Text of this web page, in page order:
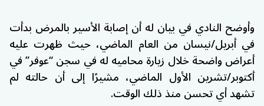
وأوضح النادي في بيان له أن إصابة الأسير بالمرض بدأت
في أبريل/نيسان من العام الماضي، حيث ظهرت عليه
أعراض واضحة خلال زيارة محاميه له في سجن “عوفر” في
أكتوبر/تشرين الأول الماضي، مشيرًا إلى أن حالته لم
تشهد أي تحسن منذ ذلك الوقت.